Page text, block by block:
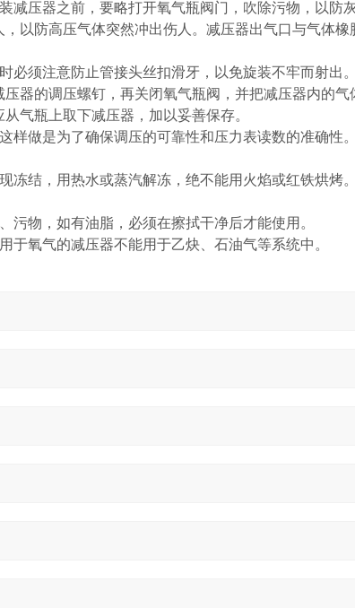
压器之前，要略打开氧气瓶阀门，吹除污物，以防
以防高压气体突然冲出伤人。减压器出气口与气体橡
须注意防止管接头丝扣滑牙，以免旋装不牢而射出
器的调压螺钉，再关闭氧气瓶阀，并把减压器内的气
气瓶上取下减压器，加以妥善保存。
做是为了确保调压的可靠性和压力表读数的准确性
结，用热水或蒸汽解冻，绝不能用火焰或红铁烘烤
物，如有油脂，必须在擦拭干净后才能使用。
氧气的减压器不能用于乙炔、石油气等系统中。